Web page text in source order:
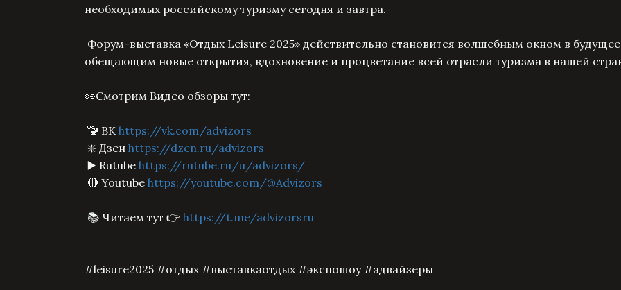
необходимых российскому туризму сегодня и завтра.
Форум-выставка «Отдых Leisure 2025» действительно становится волшебным окном в
обещающим новые открытия, вдохновение и процветание всей отрасли туризма в нашей
👀Смотрим Видео обзоры тут:
🚾 ВК https://vk.com/advizors
❇️ Дзен https://dzen.ru/advizors
▶️ Rutube https://rutube.ru/u/advizors/
🔴 Youtube https://youtube.com/@Advizors
📚 Читаем тут 👉 https://t.me/advizorsru
#leisure2025 #отдых #выставкаотдых #экспошоу #адвайзеры